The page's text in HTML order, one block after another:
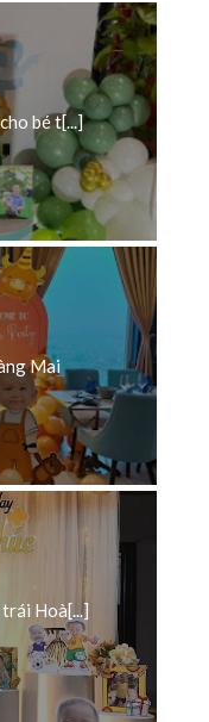
bé t[...]
Mai
Hoà[...]